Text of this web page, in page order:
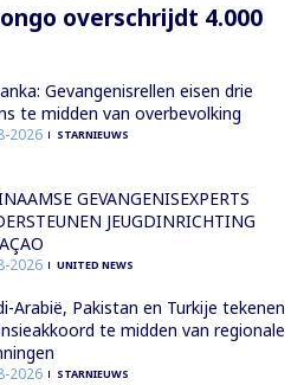
overschrijdt 4.000
Gevangenisrellen eisen drie
te midden van overbevolking
2026 STARNIEUWS
GEVANGENISEXPERTS
JEUGDINRICHTING
2026 UNITED NEWS
Arabië, Pakistan en Turkije tekenen
te midden van regionale
2026 STARNIEUWS